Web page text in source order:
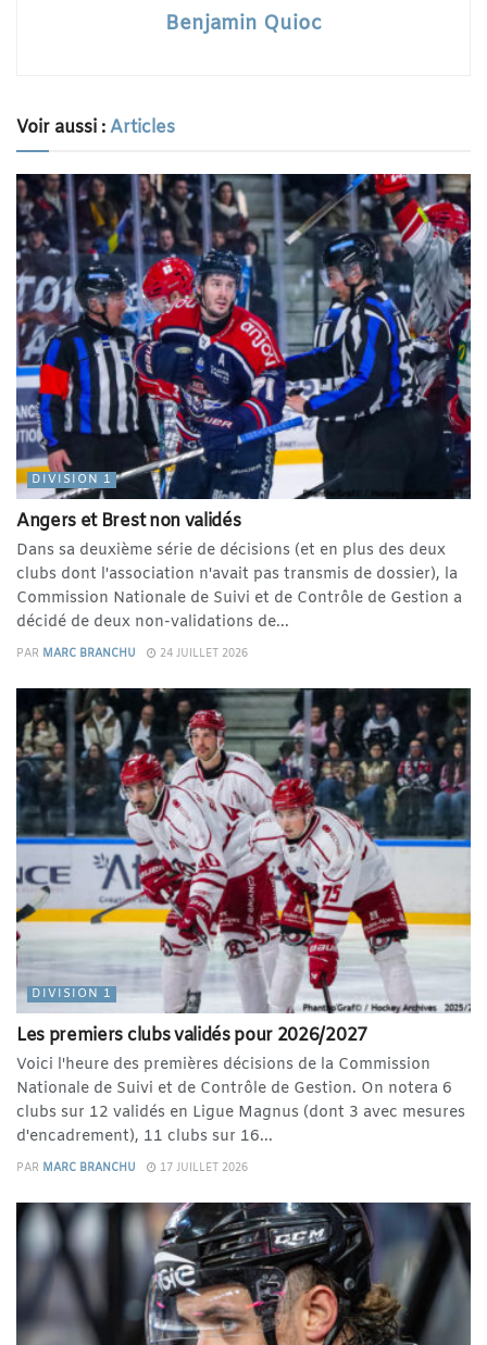
Benjamin Quioc
Voir aussi :Articles
DIVISION 1
Angers et Brest non validés
Dans sa deuxième série de décisions (et en plus des deux
clubs dont l'association n'avait pas transmis de dossier), la
Commission Nationale de Suivi et de Contrôle de Gestion a
décidé de deux non-validations de...
PAR MARC BRANCHU 24 JUILLET 2026
DIVISION 1
Les premiers clubs validés pour 2026/2027
Voici l'heure des premières décisions de la Commission
Nationale de Suivi et de Contrôle de Gestion. On notera 6
clubs sur 12 validés en Ligue Magnus (dont 3 avec mesures
d'encadrement), 11 clubs sur 16...
PAR MARC BRANCHU 17 JUILLET 2026